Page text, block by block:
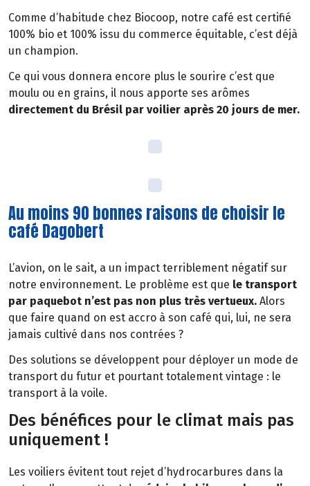
Comme d’habitude chez Biocoop, notre café est certifié
100% bio et 100% issu du commerce équitable, c’est déjà
un champion.
Ce qui vous donnera encore plus le sourire c’est que
moulu ou en grains, il nous apporte ses arômes
directement du Brésil par voilier après 20 jours de mer.
Au moins 90 bonnes raisons de choisir le
café Dagobert
L’avion, on le sait, a un impact terriblement négatif sur
notre environnement. Le problème est que le transport
par paquebot n’est pas non plus très vertueux. Alors
que faire quand on est accro à son café qui, lui, ne sera
jamais cultivé dans nos contrées ?
Des solutions se développent pour déployer un mode de
transport du futur et pourtant totalement vintage : le
transport à la voile.
Des bénéfices pour le climat mais pas
uniquement !
Les voiliers évitent tout rejet d’hydrocarbures dans la